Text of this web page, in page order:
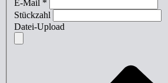
E-Mail *
Stückzahl
Datei-Upload